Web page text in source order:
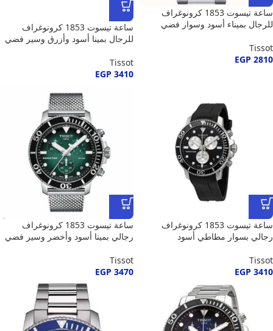
ساعة تيسوت 1853 كرونوغراف
للرجال بميناء أسود وسوار فضي
Tissot
EGP 2810
ساعة تيسوت 1853 كرونوغراف
للرجال بمينا أسود وأزرق وسير فضي
Tissot
EGP 3410
ساعة تيسوت 1853 كرونوغراف
رجالي بسوار مطاطي أسود
Tissot
EGP 3410
ساعة تيسوت 1853 كرونوغراف
رجالي بمينا أسود وأخضر وسير فضي
Tissot
EGP 3470